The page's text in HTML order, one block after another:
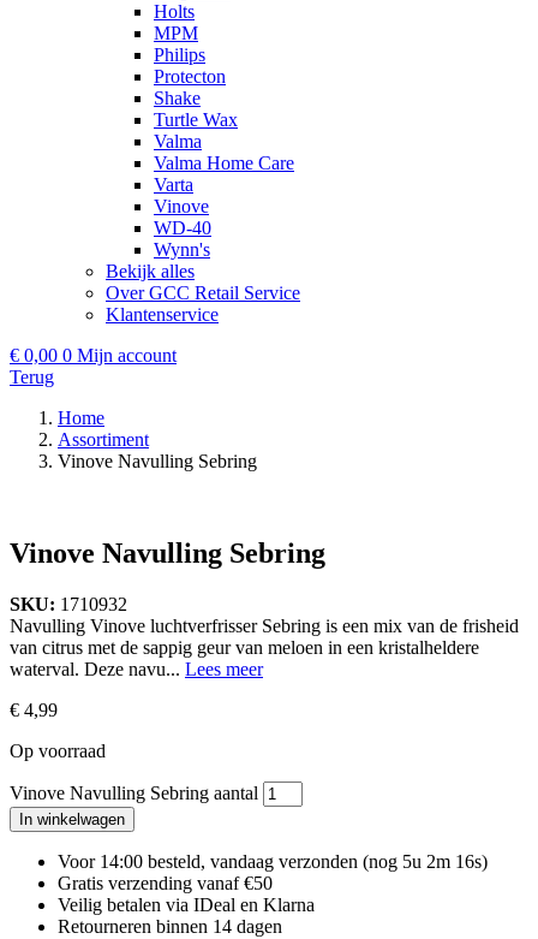
Holts
MPM
Philips
Protecton
Shake
Turtle Wax
Valma
Valma Home Care
Varta
Vinove
WD-40
Wynn's
Bekijk alles
Over GCC Retail Service
Klantenservice
€ 0,00 0 Mijn account
Terug
Home
Assortiment
Vinove Navulling Sebring
Vinove Navulling Sebring
SKU: 1710932
Navulling Vinove luchtverfrisser Sebring is een mix van de frisheid
van citrus met de sappig geur van meloen in een kristalheldere
waterval. Deze navu... Lees meer
€ 4,99
Op voorraad
Vinove Navulling Sebring aantal
In winkelwagen
Voor 14:00 besteld, vandaag verzonden (nog 5u 2m 15s)
Gratis verzending vanaf €50
Veilig betalen via IDeal en Klarna
Retourneren binnen 14 dagen